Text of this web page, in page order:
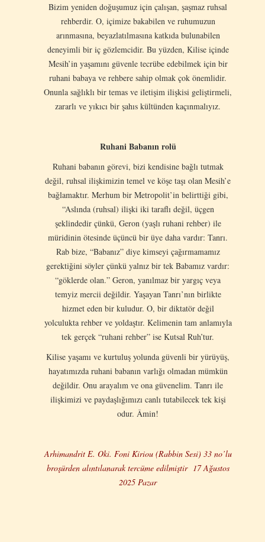
Bizim yeniden doğuşumuz için çalışan, şaşmaz ruhsal
rehberdir. O, içimize bakabilen ve ruhumuzun
arınmasına, beyazlatılmasına katkıda bulunabilen
deneyimli bir iç gözlemcidir. Bu yüzden, Kilise içinde
Mesih’in yaşamını güvenle tecrübe edebilmek için bir
ruhani babaya ve rehbere sahip olmak çok önemlidir.
Onunla sağlıklı bir temas ve iletişim ilişkisi geliştirmeli,
zararlı ve yıkıcı bir şahıs kültünden kaçınmalıyız.
Ruhani Babanın rolü
Ruhani babanın görevi, bizi kendisine bağlı tutmak
değil, ruhsal ilişkimizin temel ve köşe taşı olan Mesih’e
bağlamaktır. Merhum bir Metropolit’in belirttiği gibi,
“Aslında (ruhsal) ilişki iki taraflı değil, üçgen
şeklindedir çünkü, Geron (yaşlı ruhani rehber) ile
müridinin ötesinde üçüncü bir üye daha vardır: Tanrı.
Rab bize, “Babanız” diye kimseyi çağırmamamız
gerektiğini söyler çünkü yalnız bir tek Babamız vardır:
“göklerde olan.” Geron, yanılmaz bir yargıç veya
temyiz mercii değildir. Yaşayan Tanrı’nın birlikte
hizmet eden bir kuludur. O, bir diktatör değil
yolculukta rehber ve yoldaştır. Kelimenin tam anlamıyla
tek gerçek “ruhani rehber” ise Kutsal Ruh’tur.
Kilise yaşamı ve kurtuluş yolunda güvenli bir yürüyüş,
hayatımızda ruhani babanın varlığı olmadan mümkün
değildir. Onu arayalım ve ona güvenelim. Tanrı ile
ilişkimizi ve paydaşlığımızı canlı tutabilecek tek kişi
odur. Âmin!
Arhimandrit E. Oki. Foni Kiriou (Rabbin Sesi) 33 no’lu
broşürden alıntılanarak tercüme edilmiştir 17 Ağustos
2025 Pazar